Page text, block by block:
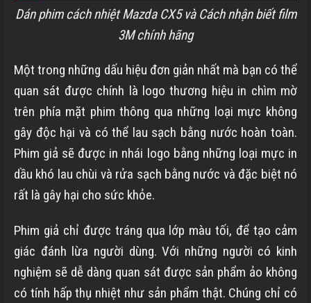
Dán phim cách nhiệt Mazda CX5 và Cách nhận biết film
3M chính hãng
Một trong những dấu hiệu đơn giản nhất mà bạn có thể
quan sát được chính là logo thương hiệu in chìm mờ
trên phía mặt phim thông qua những loại mực không
gây độc hại và có thể lau sạch bằng nước hoàn toàn.
Phim giả sẽ được in nhái logo bằng những loại mực in
dầu khó lau chùi và rửa sạch bằng nước và đặc biệt nó
rất là gây hại cho sức khỏe.
Phim giả chỉ được tráng qua lớp màu tối, để tạo cảm
giác đánh lừa người dùng. Với những người có kinh
nghiệm sẽ dễ dàng quan sát được sản phẩm ảo không
có tính hấp thụ nhiệt như sản phẩm thật. Chúng chỉ có